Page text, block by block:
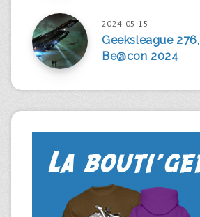
2024-05-15
Geeksleague 276,
Be@con 2024